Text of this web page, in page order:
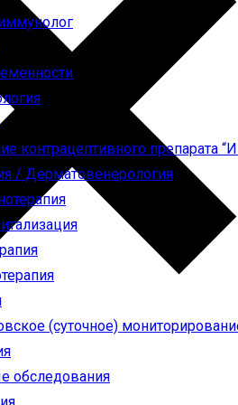
контрацептивного препарата
/ Дерматовенерология
(суточное)
обследования